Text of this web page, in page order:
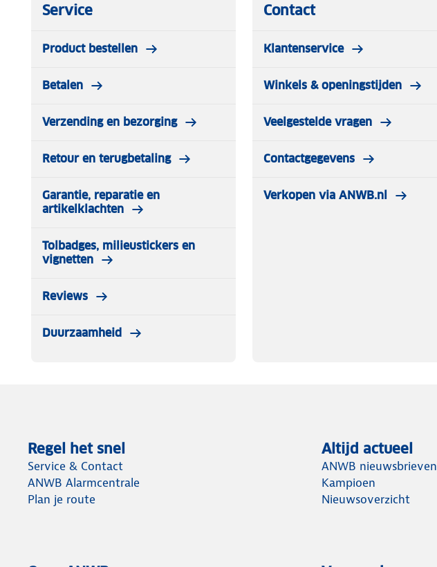
Service
Product bestellen
Betalen
Verzending en bezorging
Retour en terugbetaling
Garantie, reparatie en
artikelklachten
Tolbadges, milieustickers en
vignetten
Reviews
Duurzaamheid
Contact
Klantenservice
Winkels & openingstijden
Veelgestelde vragen
Contactgegevens
Verkopen via ANWB.nl
Regel het snel
Service & Contact
ANWB Alarmcentrale
Plan je route
Altijd actueel
ANWB nieuwsbrieven
Kampioen
Nieuwsoverzicht